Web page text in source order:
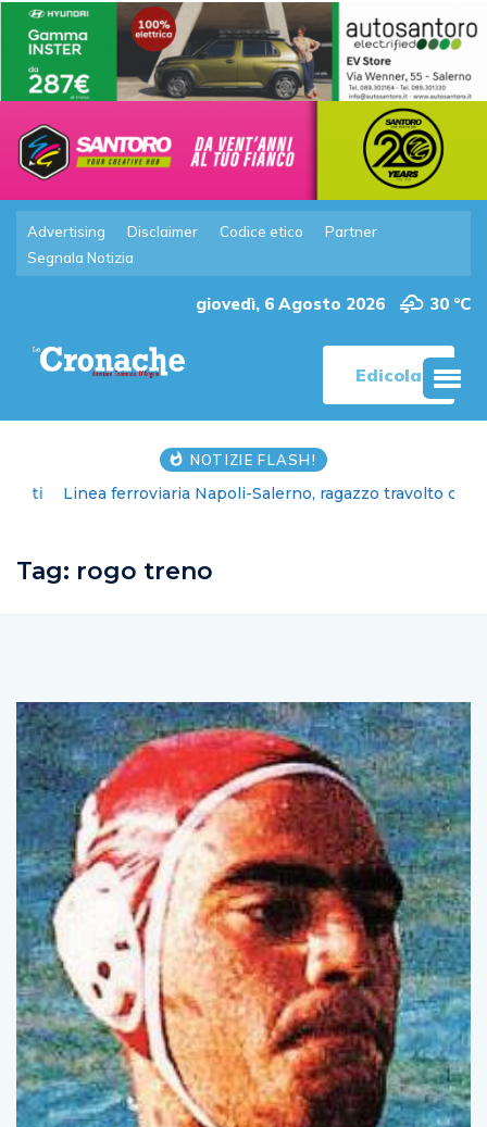
Advertising Disclaimer Codice etico
Partner
Segnala Notizia
giovedì, 6 Agosto 2026 30 °C
Edicola
NOTIZIE FLASH!
Linea ferroviaria Napoli-Salerno, ragazzo travolto da